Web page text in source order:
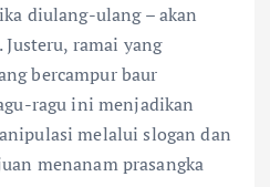
diulang-ulang – akan
ramai yang
bercampur baur
ragu ini menjadikan
melalui slogan dan
menanam prasangka